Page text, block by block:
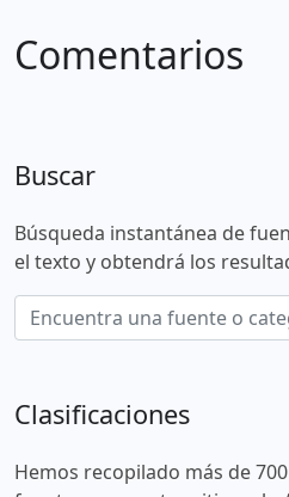
Comentarios
Buscar
Búsqueda instantánea de
el texto y obtendrá los
Clasificaciones
Hemos recopilado más de